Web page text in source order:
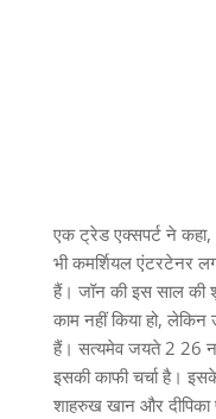
एक ट्रेड एक्सपर्ट ने
भी कमर्शियल एंटरटेनर
हैं। जॉन की इस साल की
काम नहीं किया हो,
हैं। सत्यमेव जयते 2 26
इसकी काफी चर्चा है।
शाहरुख खान और दीपिका